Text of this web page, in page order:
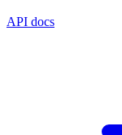
API docs